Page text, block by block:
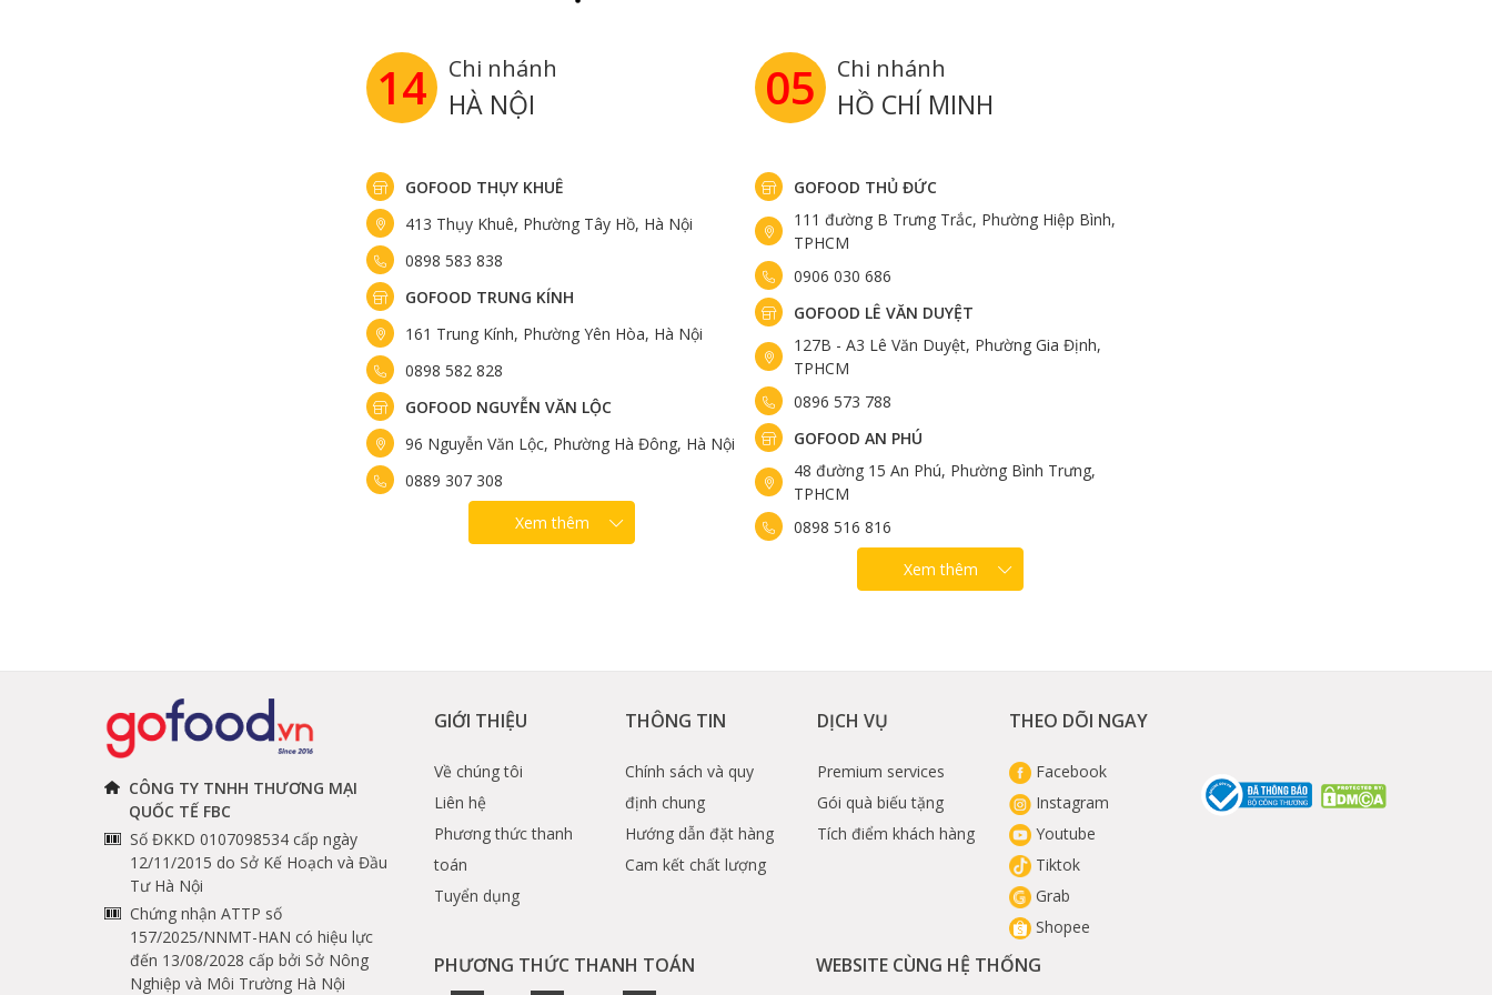
Cá hồi muối xông khối
Đến ngay Gofood để thưởng thức ngay những lát cá hồi xông khói muối đậm đà, hấp dẫn ngay nhé.
Hãy gọi ngay hệ thống cửa hàng thực phẩm nhập khẩu Gofood để đặt hàng và được tư vấn nhanh nhất!
Hotline đặt hàng: 1900 3220
Hệ thống cửa hàng:https://gofood.vn/chi-tiet-cua-hang
Follow Zalo OA Gofood:https://zalo.me/4157003793909825791
14 Chi nhánh
HÀ NỘI
GOFOOD THỤY KHUÊ
413 Thụy Khuê, Phường Tây Hồ, Hà Nội
0898 583 838
GOFOOD TRUNG KÍNH
161 Trung Kính, Phường Yên Hòa, Hà Nội
0898 582 828
GOFOOD NGUYỄN VĂN LỘC
96 Nguyễn Văn Lộc, Phường Hà Đông, Hà Nội
0889 307 308
Xem thêm
05 Chi nhánh
HỒ CHÍ MINH
GOFOOD THỦ ĐỨC
111 đường B Trưng Trắc, Phường Hiệp Bình,
TPHCM
0906 030 686
GOFOOD LÊ VĂN DUYỆT
127B - A3 Lê Văn Duyệt, Phường Gia Định,
TPHCM
0896 573 788
GOFOOD AN PHÚ
48 đường 15 An Phú, Phường Bình Trưng,
TPHCM
0898 516 816
Xem thêm
CÔNG TY TNHH THƯƠNG MẠI
QUỐC TẾ FBC
Số ĐKKD 0107098534 cấp ngày
12/11/2015 do Sở Kế Hoạch và Đầu
Tư Hà Nội
Chứng nhận ATTP số
157/2025/NNMT-HAN có hiệu lực
đến 13/08/2028 cấp bởi Sở Nông
Nghiệp và Môi Trường Hà Nội
GIỚI THIỆU
Về chúng tôi
Liên hệ
Phương thức thanh
toán
Tuyển dụng
THÔNG TIN
Chính sách và quy
định chung
Hướng dẫn đặt hàng
Cam kết chất lượng
DỊCH VỤ
Premium services
Gói quà biếu tặng
Tích điểm khách hàng
THEO DÕI NGAY
Facebook
Instagram
Youtube
Tiktok
Grab
Shopee
PHƯƠNG THỨC THANH TOÁN WEBSITE CÙNG HỆ THỐNG